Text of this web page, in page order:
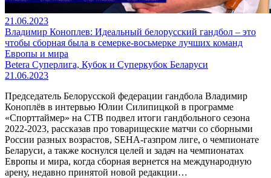
21.06.2023
Владимир Коноплев: Идеальный белорусский гандбол – это
чтобы сборная была в семерке-восьмерке лучших команд
Европы и мира
Betera Суперлига, Кубок и Суперкубок Беларуси
21.06.2023
Председатель Белорусской федерации гандбола Владимир
Коноплёв в интервью Юлии Силипицкой в программе
«Спорттаймер» на СТВ подвел итоги гандбольного сезона
2022-2023, рассказав про товарищеские матчи со сборными
России разных возрастов, SEHA-газпром лиге, о чемпионате
Беларуси, а также коснулся целей и задач на чемпионатах
Европы и мира, когда сборная вернется на международную
арену, недавно принятой новой редакции…